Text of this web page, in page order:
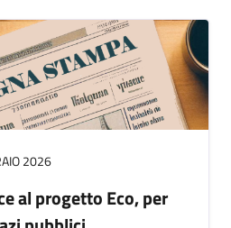
2026
al progetto Eco, per